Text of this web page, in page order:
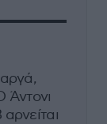
αργά,
Άντονι